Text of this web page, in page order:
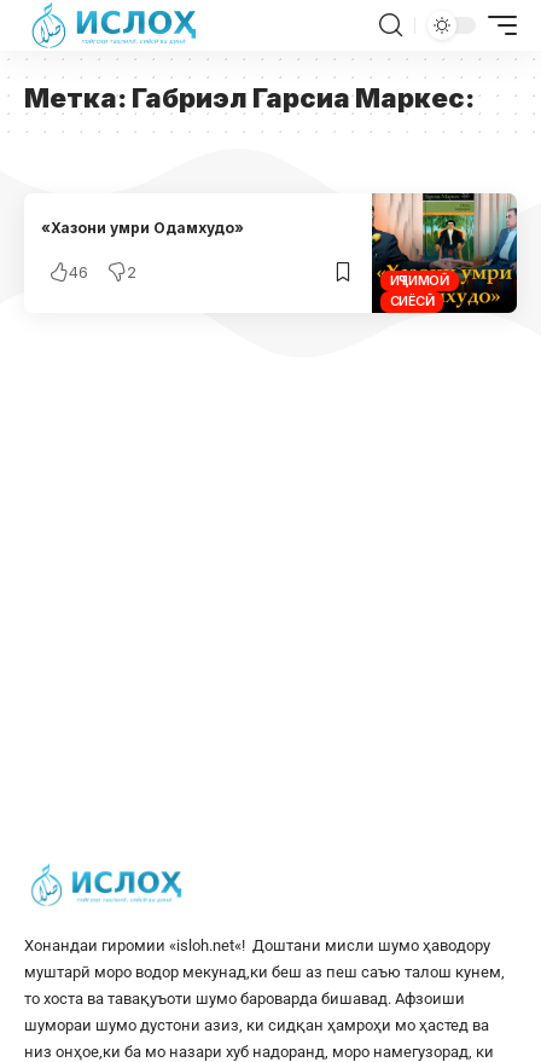
Метка: Габриэл Гарсиа Маркес:
ИҶТИМОӢ
СИЁСӢ
«Хазони умри Одамхудо»
46 2
Хонандаи гиромии «isloh.net«! Доштани мисли шумо ҳаводору
муштарӣ моро водор мекунад,ки беш аз пеш саъю талош кунем,
то хоста ва тавақуъоти шумо бароварда бишавад. Афзоиши
шумораи шумо дустони азиз, ки сидқан ҳамроҳи мо ҳастед ва
низ онҳое,ки ба мо назари хуб надоранд, моро намегузорад, ки